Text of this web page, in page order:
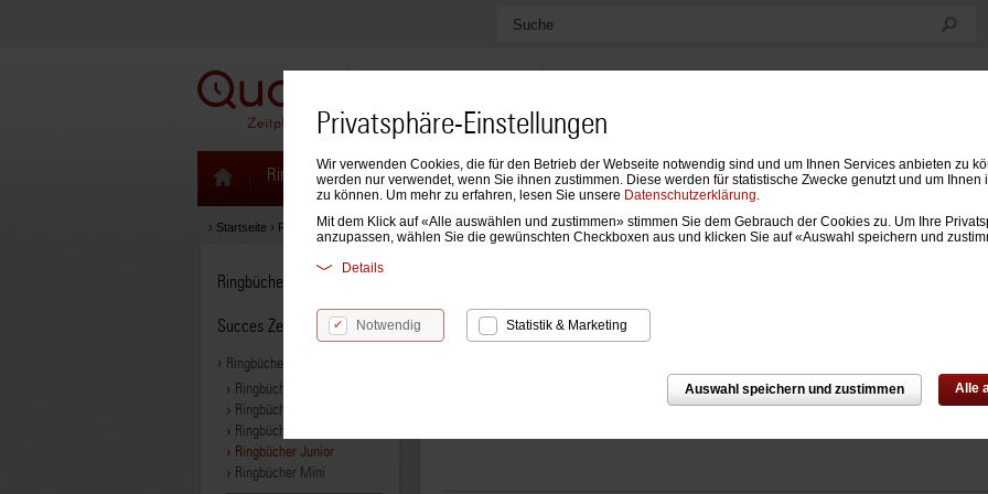
Privatsphäre-Einstellungen
Wir verwenden Cookies, die für den Betrieb der Webseite notwendig sind und um Ihnen Services anbieten zu
werden nur verwendet, wenn Sie ihnen zustimmen. Diese werden für statistische Zwecke genutzt und um
zu können. Um mehr zu erfahren, lesen Sie unsere Datenschutzerklärung.
Mit dem Klick auf «Alle auswählen und zustimmen» stimmen Sie dem Gebrauch der Cookies zu. Um Ihre
anzupassen, wählen Sie die gewünschten Checkboxen aus und klicken Sie auf «Auswahl speichern und
Details
Notwendig Statistik & Marketing
Auswahl speichern und zustimmen Alle
Suche
Ringbücher & Zeitplaner Kalendarien Formblätter & Einlagen Notizen, Mappen & Sonstiges
› Startseite› Ringbücher & Zeitplaner›Succes Zeitplaner›Ringbücher (ohne Inhalt)›Ringbücher Junior
Ringbücher & Zeitplaner
Succes Zeitplaner
Ringbücher (ohne Inhalt)
Ringbücher A5 Executive
Ringbücher Standard
Ringbücher Senior
Ringbücher Junior
Ringbücher Mini